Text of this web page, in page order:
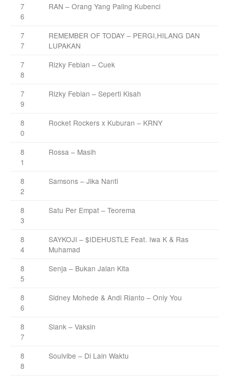
7
6
RAN – Orang Yang Paling Kubenci
7
7
REMEMBER OF TODAY – PERGI,HILANG DAN
LUPAKAN
7
8
Rizky Febian – Cuek
7
9
Rizky Febian – Seperti Kisah
8
0
Rocket Rockers x Kuburan – KRNY
8
1
Rossa – Masih
8
2
Samsons – Jika Nanti
8
3
Satu Per Empat – Teorema
8
4
SAYKOJI – $IDEHUSTLE Feat. Iwa K & Ras
Muhamad
8
5
Senja – Bukan Jalan Kita
8
6
Sidney Mohede & Andi Rianto – Only You
8
7
Slank – Vaksin
8
8
Soulvibe – Di Lain Waktu